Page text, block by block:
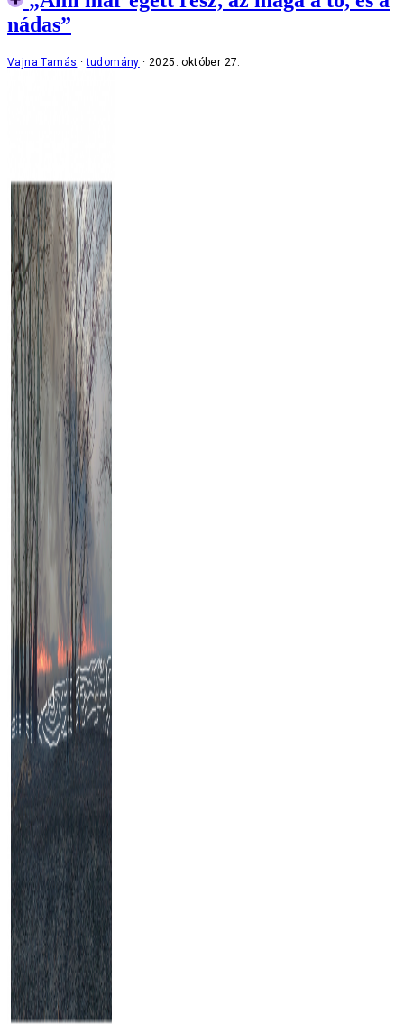
nádas”
Vajna Tamás tudomány 2025. október 27.